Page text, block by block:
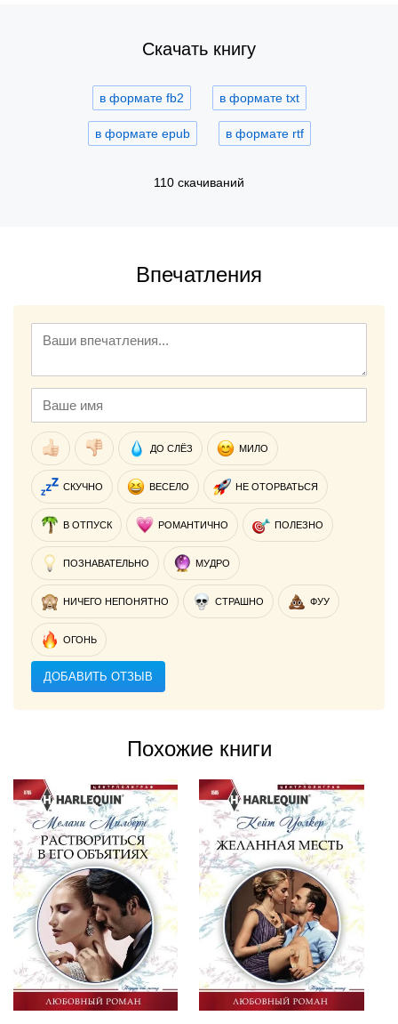
Скачать книгу
в формате fb2 в формате txt
в формате epub в формате rtf
110 скачиваний
Впечатления
ДО СЛЁЗ МИЛО
СКУЧНО ВЕСЕЛО НЕ ОТОРВАТЬСЯ
В ОТПУСК РОМАНТИЧНО ПОЛЕЗНО
ПОЗНАВАТЕЛЬНО МУДРО
НИЧЕГО НЕПОНЯТНО СТРАШНО ФУУ
ОГОНЬ
ДОБАВИТЬ ОТЗЫВ
Похожие книги